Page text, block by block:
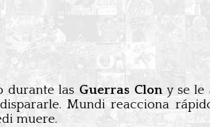
durante las Guerras Clon y se le
Mundi reacciona
muere.